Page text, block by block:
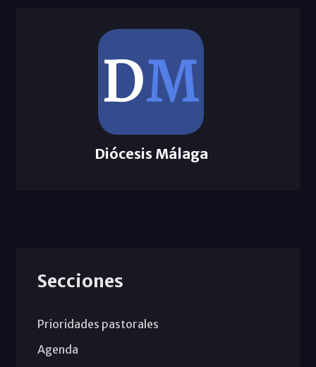
Diócesis Málaga
Secciones
Prioridades pastorales
Agenda